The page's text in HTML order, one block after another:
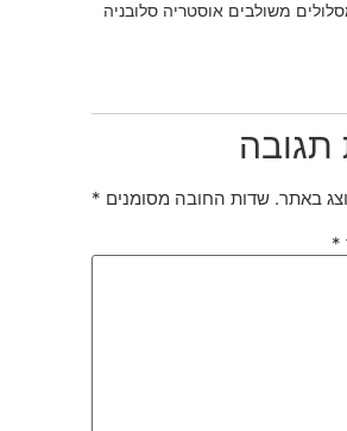
משולבים אוסטריה סלובניה
תגובה
באתר. שדות החובה מסומנים *
*